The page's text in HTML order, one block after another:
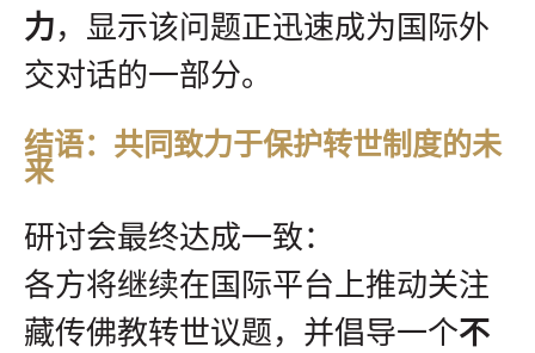
力，显示该问题正迅速成为国际外
交对话的一部分。
结语：共同致力于保护转世制度的未
来
研讨会最终达成一致：
各方将继续在国际平台上推动关注
藏传佛教转世议题，并倡导一个不